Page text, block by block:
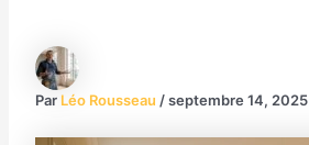
Par Léo Rousseau /septembre 14, 2025